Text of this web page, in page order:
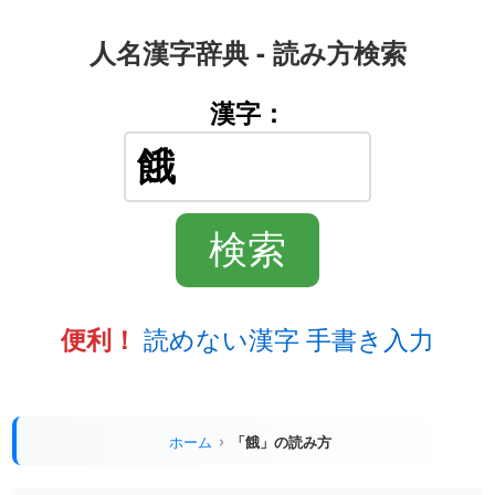
人名漢字辞典 - 読み方検索
漢字：
便利！ 読めない漢字 手書き入力
ホーム 「餓」の読み方